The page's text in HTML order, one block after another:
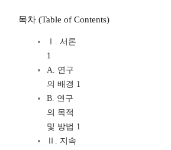
목차 (Table of Contents)
Ⅰ. 서론
1
A. 연구
의 배경 1
B. 연구
의 목적
및 방법 1
Ⅱ. 지속